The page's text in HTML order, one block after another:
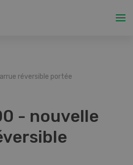
réversible portée
- nouvelle